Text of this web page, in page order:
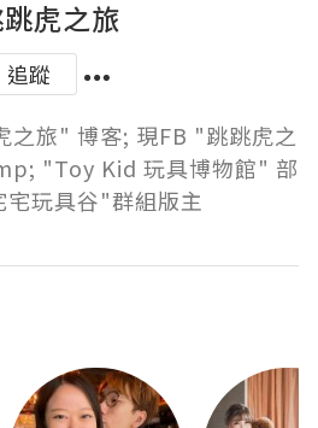
虎之旅
追蹤
之旅" 博客; 現FB "跳跳虎之
"Toy Kid 玩具博物館" 部
玩具谷"群組版主